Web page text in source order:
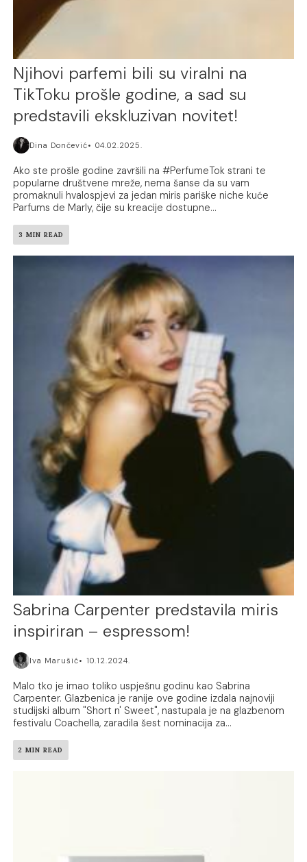
Njihovi parfemi bili su viralni na
TikToku prošle godine, a sad su
predstavili ekskluzivan novitet!
Dina Dončević 04.02.2025.
Ako ste prošle godine završili na #PerfumeTok strani te
popularne društvene mreže, nema šanse da su vam
promaknuli hvalospjevi za jedan miris pariške niche kuće
Parfums de Marly, čije su kreacije dostupne...
3 MIN READ
Sabrina Carpenter predstavila miris
inspiriran – espressom!
Iva Marušić 10.12.2024.
Malo tko je imao toliko uspješnu godinu kao Sabrina
Carpenter. Glazbenica je ranije ove godine izdala najnoviji
studijski album "Short n' Sweet", nastupala je na glazbenom
festivalu Coachella, zaradila šest nominacija za...
2 MIN READ